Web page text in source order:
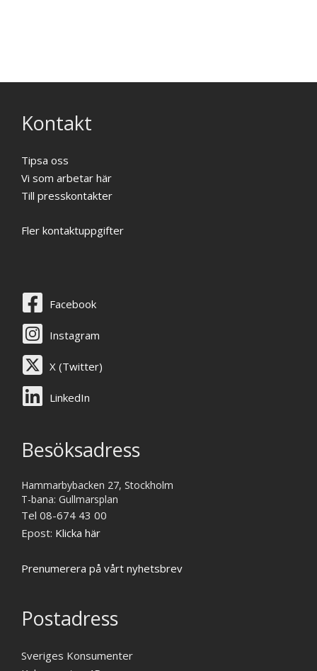
Kontakt
Tipsa oss
Vi som arbetar här
Till presskontakter
Fler kontaktuppgifter
Facebook
Instagram
X (Twitter)
LinkedIn
Besöksadress
Hammarbybacken 27, Stockholm
T-bana: Gullmarsplan
Tel 08-674 43 00
Epost: Klicka här
Prenumerera på vårt nyhetsbrev
Postadress
Sveriges Konsumenter